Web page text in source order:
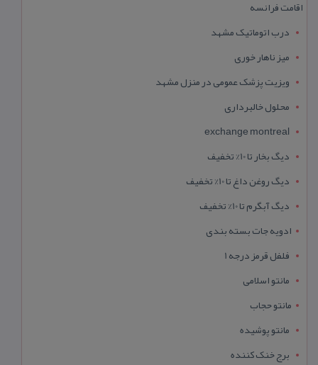
اقامت فرانسه
درب اتوماتیک مشهد
میز ناهار خوری
ویزیت پزشک عمومی در منزل مشهد
محلول خالبرداری
exchange montreal
دیگ بخار تا 10% تخفیف
دیگ روغن داغ تا 10% تخفیف
دیگ آبگرم تا 10% تخفیف
ادویه جات بسته بندی
فلفل قرمز درجه 1
مانتو اسلامی
مانتو حجاب
مانتو پوشیده
برج خنک کننده